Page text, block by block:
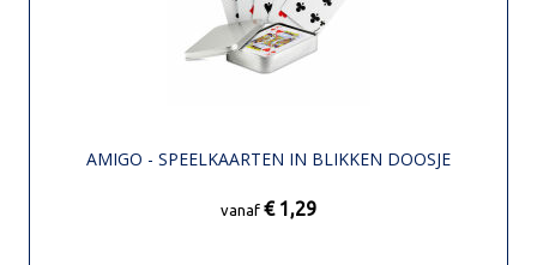
AMIGO - SPEELKAARTEN IN BLIKKEN DOOSJE
vanaf € 1,29